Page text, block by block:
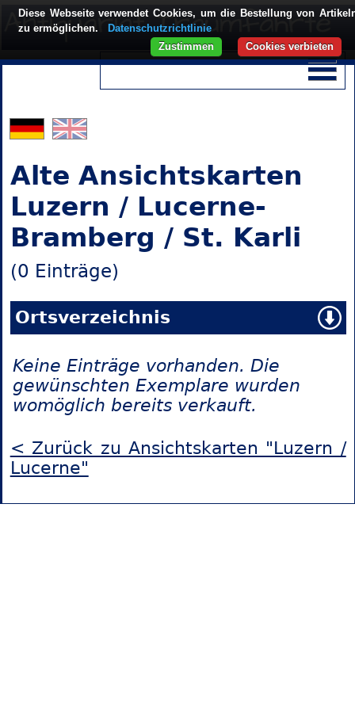
Alte Ansichtskarten
Luzern / Lucerne-
Bramberg / St. Karli
(0 Einträge)
Ortsverzeichnis
Keine Einträge vorhanden. Die
gewünschten Exemplare wurden
womöglich bereits verkauft.
< Zurück zu Ansichtskarten "Luzern /
Lucerne"
Diese Webseite verwendet Cookies, um die Bestellung von
zu ermöglichen.
Datenschutzrichtlinie
Cookies verbieten
Zustimmen